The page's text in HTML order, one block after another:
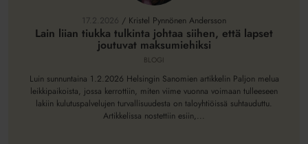
lapset
joutuvat
17.2.2026 / Kristel Pynnönen Andersson
Lain liian tiukka tulkinta johtaa siihen, että lapset
joutuvat maksumiehiksi
BLOGI
Luin sunnuntaina 1.2.2026 Helsingin Sanomien artikkelin Paljon melua
leikkipaikoista, jossa kerrottiin, miten viime vuonna voimaan tulleeseen
lakiin kulutuspalvelujen turvallisuudesta on taloyhtiöissä suhtauduttu.
Artikkelissa nostettiin esiin,...